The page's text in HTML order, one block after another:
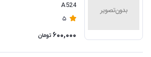
A524
5
600,000 تومان